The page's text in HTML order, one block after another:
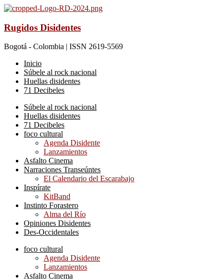
Rugidos Disidentes
Bogotá - Colombia | ISSN 2619-5569
Inicio
Súbele al rock nacional
Huellas disidentes
71 Decibeles
Súbele al rock nacional
Huellas disidentes
71 Decibeles
foco cultural
Agenda Disidente
Lanzamientos
Asfalto Cinema
Narraciones Transeúntes
El Calendario del Escarabajo
Inspírate
KitBand
Instinto Forastero
Alma del Río
Opiniones Disidentes
Des-Occidentales
foco cultural
Agenda Disidente
Lanzamientos
Asfalto Cinema